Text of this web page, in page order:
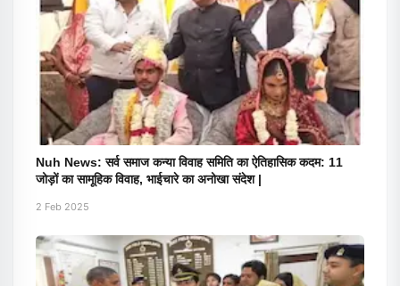
Nuh News: सर्व समाज कन्या विवाह समिति का ऐतिहासिक कदम: 11
जोड़ों का सामूहिक विवाह, भाईचारे का अनोखा संदेश |
2 Feb 2025